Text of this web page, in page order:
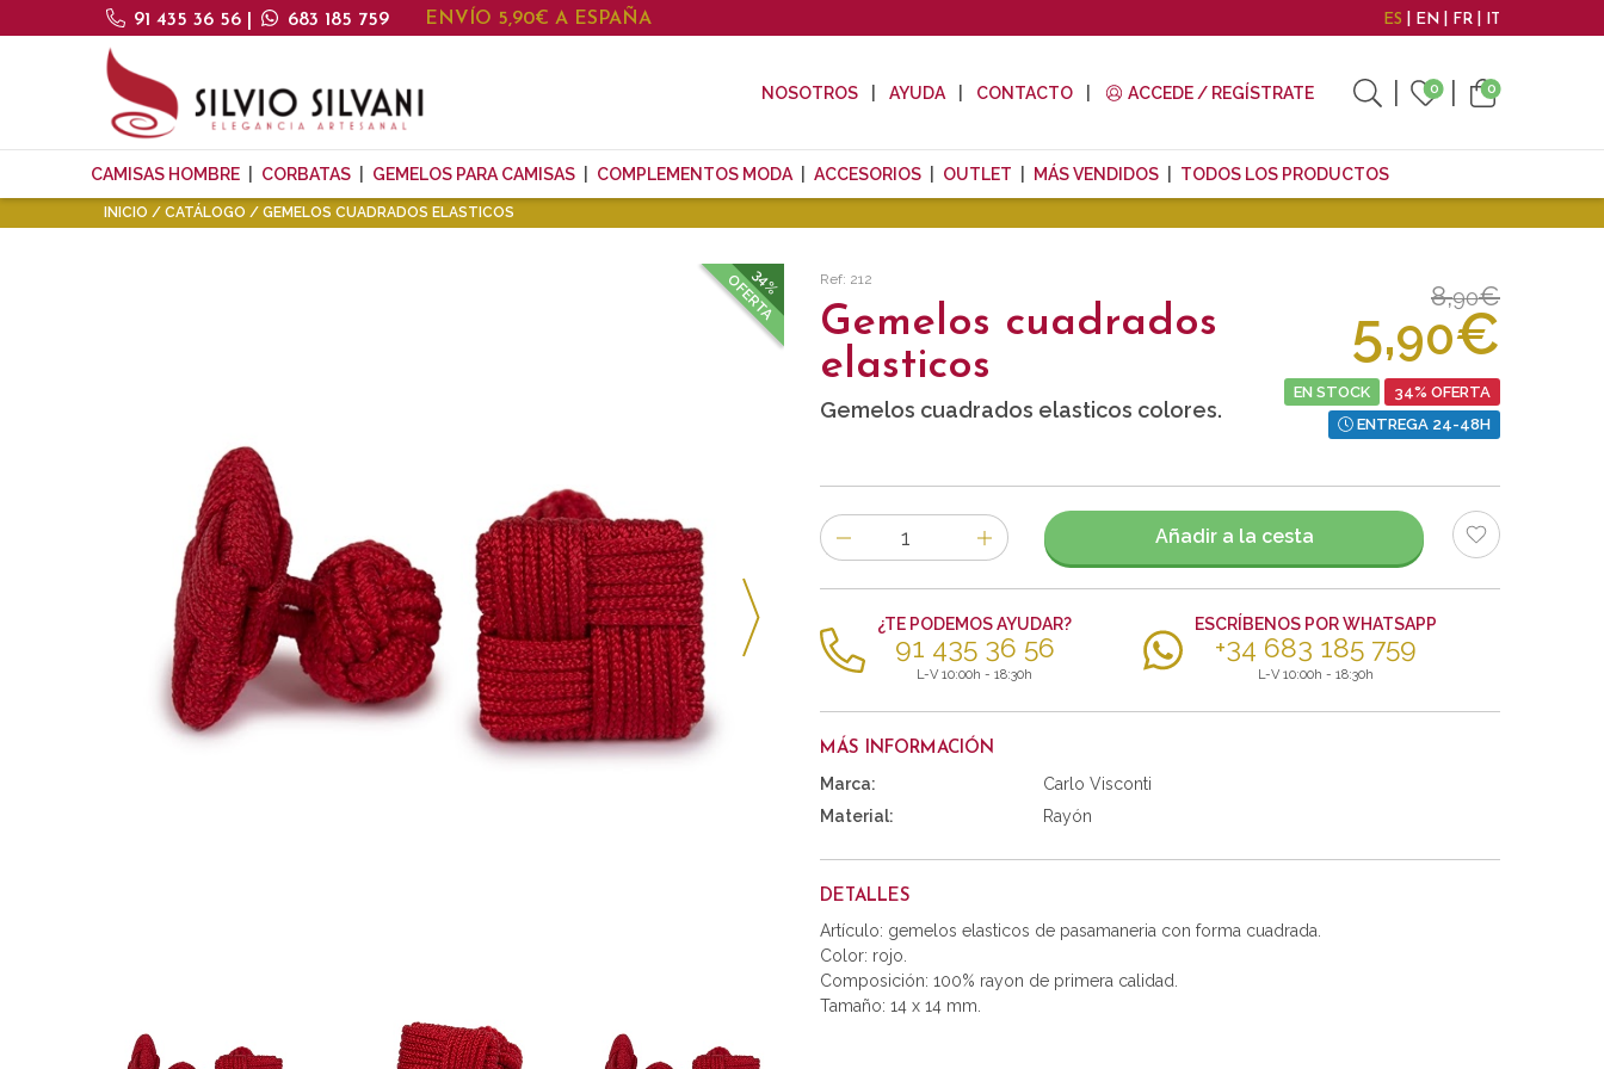
91 435 36 56 683 185 759 ENVÍO 5,90€ A ESPAÑA ES EN FR IT
NOSOTROS AYUDA CONTACTO ACCEDE / REGÍSTRATE 0 0
CAMISAS HOMBRE CORBATAS GEMELOS PARA CAMISAS COMPLEMENTOS MODA ACCESORIOS OUTLET MÁS VENDIDOS TODOS LOS PRODUCTOS
INICIO CATÁLOGO GEMELOS CUADRADOS ELASTICOS
34%
OFERTA Ref: 212
Gemelos cuadrados
elasticos
Gemelos cuadrados elasticos colores.
8,90€
5,90€
EN STOCK
34% OFERTA
ENTREGA 24-48H
Número
de
artículos
Añadir a la cesta
¿TE PODEMOS AYUDAR?
91 435 36 56
L-V 10:00h - 18:30h
ESCRÍBENOS POR WHATSAPP
+34 683 185 759
L-V 10:00h - 18:30h
MÁS INFORMACIÓN
Marca:
Carlo Visconti
Material:
Rayón
DETALLES
Artículo: gemelos elasticos de pasamaneria con forma cuadrada.
Color: rojo.
Composición: 100% rayon de primera calidad.
Tamaño: 14 x 14 mm.